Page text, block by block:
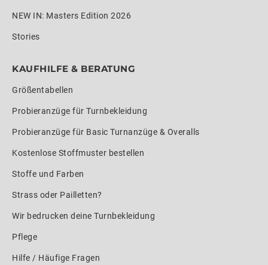
NEW IN: Masters Edition 2026
Stories
KAUFHILFE & BERATUNG
Größentabellen
Probieranzüge für Turnbekleidung
Probieranzüge für Basic Turnanzüge & Overalls
Kostenlose Stoffmuster bestellen
Stoffe und Farben
Strass oder Pailletten?
Wir bedrucken deine Turnbekleidung
Pflege
Hilfe / Häufige Fragen